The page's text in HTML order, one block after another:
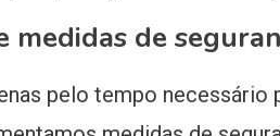
medidas de
pelo tempo